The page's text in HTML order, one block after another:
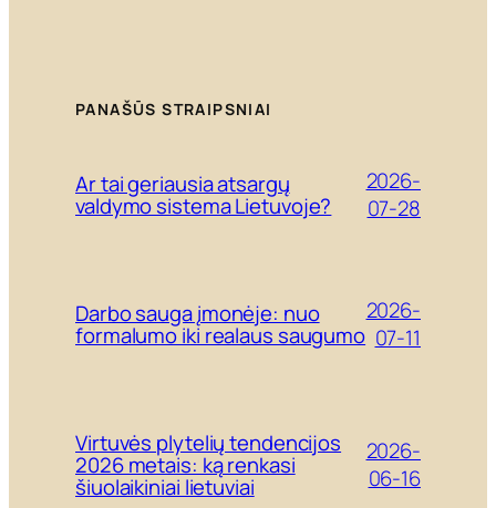
PANAŠŪS STRAIPSNIAI
Ar tai geriausia atsargų
valdymo sistema Lietuvoje?
2026-
07-28
Darbo sauga įmonėje: nuo
formalumo iki realaus saugumo
2026-
07-11
Virtuvės plytelių tendencijos
2026 metais: ką renkasi
šiuolaikiniai lietuviai
2026-
06-16